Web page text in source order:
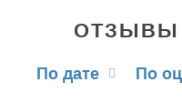
ОТЗЫВЫ
По дате По